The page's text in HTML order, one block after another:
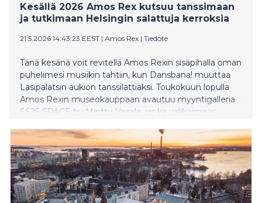
Kesällä 2026 Amos Rex kutsuu tanssimaan
ja tutkimaan Helsingin salattuja kerroksia
21.5.2026 14:43:23 EEST | Amos Rex | Tiedote
Tänä kesänä voit revitellä Amos Rexin sisäpihalla oman
puhelimesi musiikin tahtiin, kun Dansbana! muuttaa
Lasipalatsin aukion tanssilattiaksi. Toukokuun lopulla
Amos Rexin museokauppaan avautuu myyntigalleria
SS26 SPACE by Minttu Vesala, jonka valikoimaan
Kesän kruunaa taiteilija EGS:in projekti, joka levittäytyy
ympäri Helsinkiä ja muuttaa kaupungin
vaihtoehtoiseksi näyttelyksi.